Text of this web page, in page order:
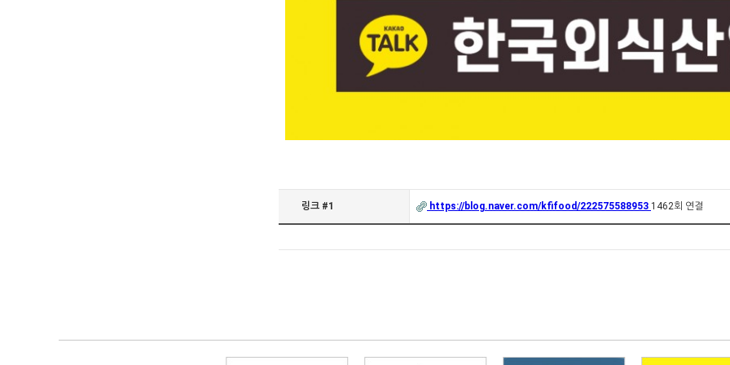
링크 #1 https://blog.naver.com/kfifood/222575588953 1462회 연결